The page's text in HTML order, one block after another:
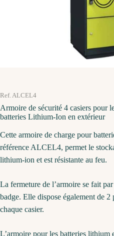
Ref. ALCEL4
Armoire de sécurité 4 casiers pour
batteries Lithium-Ion en extérieur
Cette armoire de charge pour
référence ALCEL4, permet le
lithium-ion et est résistante au feu.
La fermeture de l’armoire se fait
badge. Elle dispose également de 2
chaque casier.
L’armoire pour les batteries lithium